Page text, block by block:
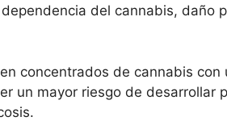
del cannabis, daño
concentrados de cannabis
un mayor riesgo de desarrollar